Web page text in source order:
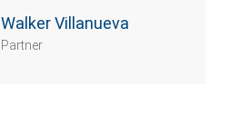
Walker Villanueva
Partner